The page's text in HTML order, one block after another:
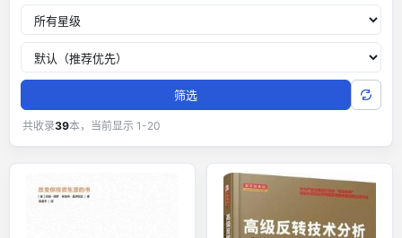
推荐星级
排序
筛选
共收录39本，当前显示 1-20